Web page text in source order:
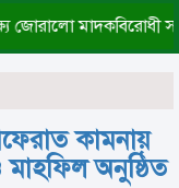
জোরালো মাদকবিরোধী
কামনায়
মাহফিল অনুষ্ঠিত